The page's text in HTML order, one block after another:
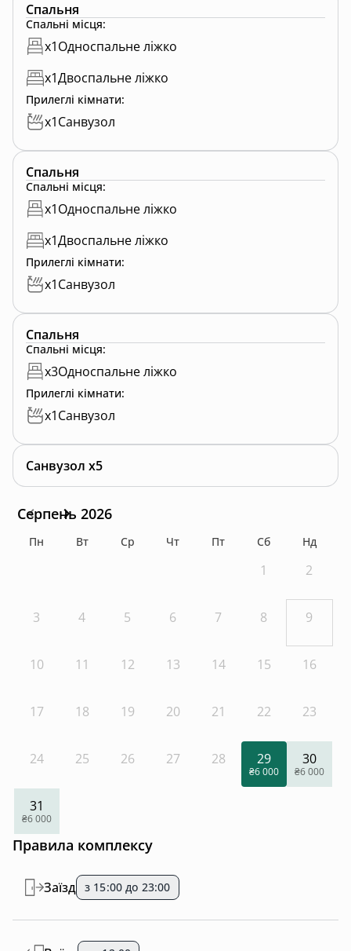
Спальня
Спальні місця:
x1Односпальне ліжко
x1Двоспальне ліжко
Прилеглі кімнати:
x1Санвузол
Спальня
Спальні місця:
x1Односпальне ліжко
x1Двоспальне ліжко
Прилеглі кімнати:
x1Санвузол
Спальня
Спальні місця:
x3Односпальне ліжко
Прилеглі кімнати:
x1Санвузол
Санвузол x5
Серпень 2026
Пн Вт Ср Чт Пт Сб Нд
1 2
3 4 5 6 7 8 9
10 11 12 13 14 15 16
17 18 19 20 21 22 23
24 25 26 27 28 29
₴6 000
30
₴6 000
31
₴6 000
Правила комплексу
Заїзд з 15:00 до 23:00